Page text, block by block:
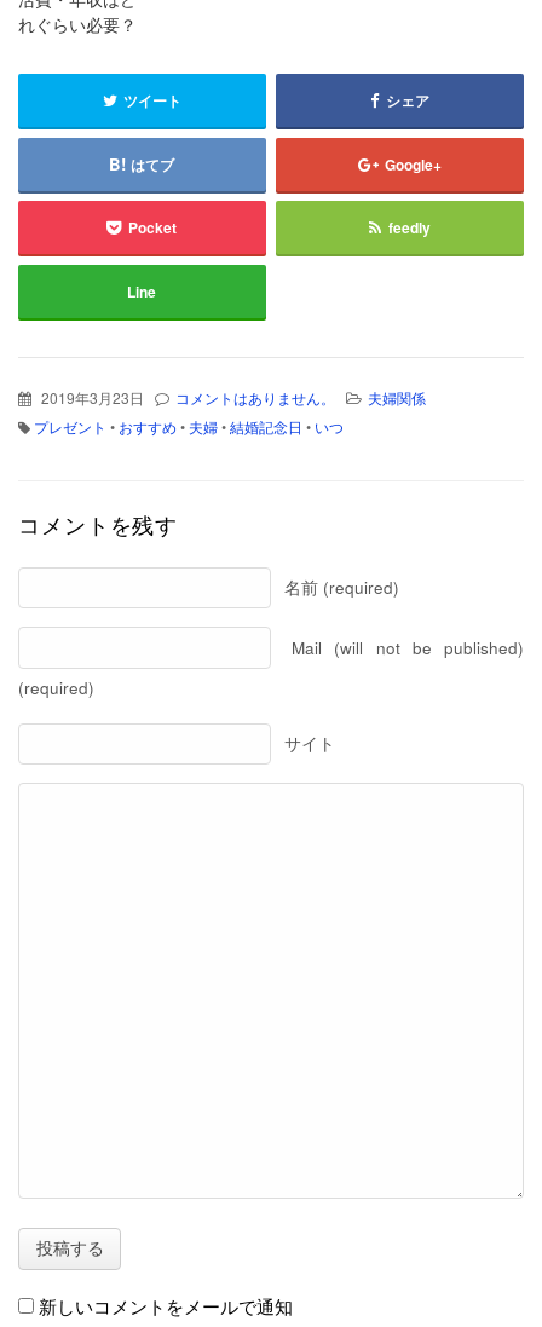
れぐらい必要？
ツイート シェア
はてブ Google+
Pocket feedly
Line
2019年3月23日 コメントはありません。
夫婦関係
プレゼント • おすすめ • 夫婦•結婚記念日 • いつ
コメントを残す
名前 (required)
Mail (will not be published)
(required)
サイト
新しいコメントをメールで通知